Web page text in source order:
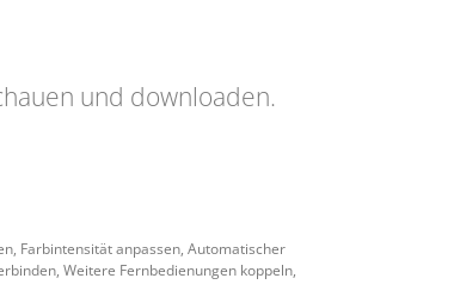
und downloaden.
Farbintensität anpassen, Automatischer
Weitere Fernbedienungen koppeln,